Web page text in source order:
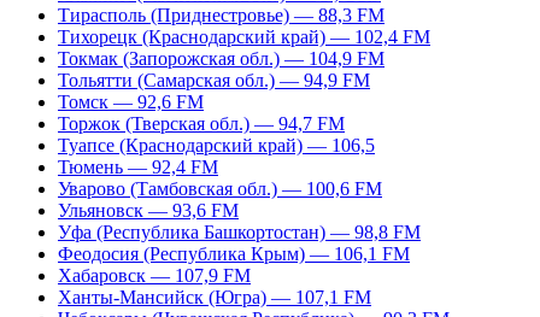
Тирасполь (Приднестровье) — 88,3 FM
Тихорецк (Краснодарский край) — 102,4 FM
Токмак (Запорожская обл.) — 104,9 FM
Тольятти (Самарская обл.) — 94,9 FM
Томск — 92,6 FM
Торжок (Тверская обл.) — 94,7 FM
Туапсе (Краснодарский край) — 106,5
Тюмень — 92,4 FM
Уварово (Тамбовская обл.) — 100,6 FM
Ульяновск — 93,6 FM
Уфа (Республика Башкортостан) — 98,8 FM
Феодосия (Республика Крым) — 106,1 FM
Хабаровск — 107,9 FM
Ханты-Мансийск (Югра) — 107,1 FM